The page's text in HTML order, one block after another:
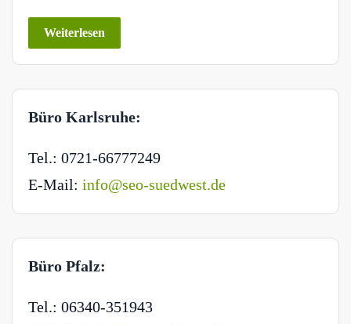
Weiterlesen
Büro Karlsruhe:
Tel.: 0721-66777249
E-Mail: info@seo-suedwest.de
Büro Pfalz:
Tel.: 06340-351943